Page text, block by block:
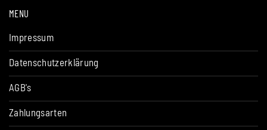
MENU
Impressum
Datenschutzerklärung
AGB's
Zahlungsarten